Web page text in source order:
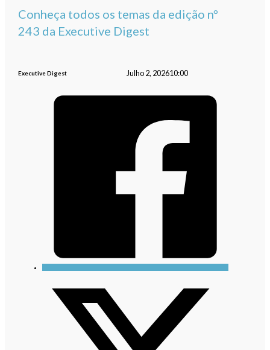
Conheça todos os temas da edição nº
243 da Executive Digest
Executive Digest Julho 2, 202610:00